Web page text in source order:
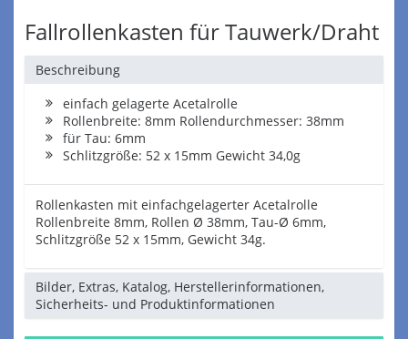
Fallrollenkasten für Tauwerk/Draht
Beschreibung
einfach gelagerte Acetalrolle
Rollenbreite: 8mm Rollendurchmesser: 38mm
für Tau: 6mm
Schlitzgröße: 52 x 15mm Gewicht 34,0g
Rollenkasten mit einfachgelagerter Acetalrolle
Rollenbreite 8mm, Rollen Ø 38mm, Tau-Ø 6mm,
Schlitzgröße 52 x 15mm, Gewicht 34g.
Bilder, Extras, Katalog, Herstellerinformationen,
Sicherheits- und Produktinformationen